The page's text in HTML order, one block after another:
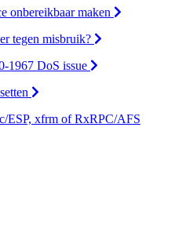
onbereikbaar maken
tegen misbruik?
1967 DoS issue
ESP, xfrm of RxRPC/AFS